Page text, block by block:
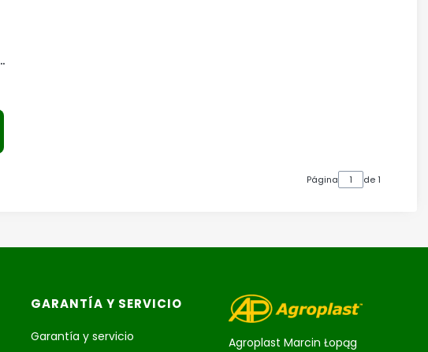
Página de 1
GARANTÍA Y SERVICIO
Garantía y servicio Agroplast Marcin Łopąg